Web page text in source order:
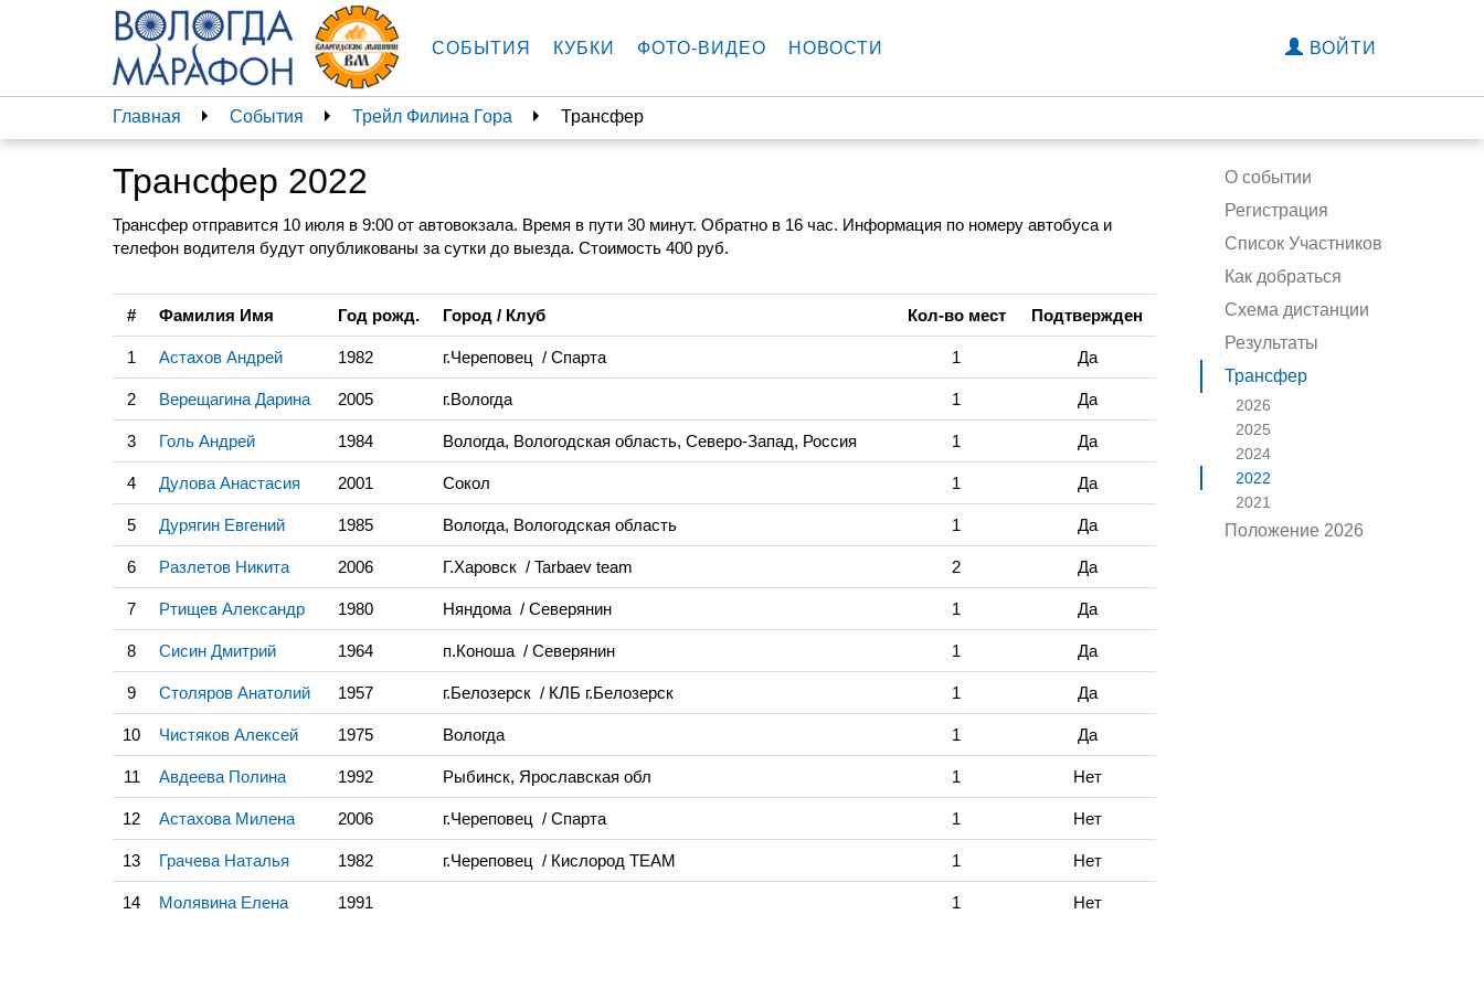
СОБЫТИЯ КУБКИ ФОТО-ВИДЕО НОВОСТИ ВОЙТИ
Главная События Трейл Филина Гора Трансфер
О событии
Регистрация
Список Участников
Как добраться
Схема дистанции
Результаты
Трансфер
2026
2025
2024
2022
2021
Положение 2026
Трансфер 2022
Трансфер отправится 10 июля в 9:00 от автовокзала. Время в пути 30 минут. Обратно в 16 час. Информация по номеру автобуса и
телефон водителя будут опубликованы за сутки до выезда. Стоимость 400 руб.
# Фамилия Имя Год рожд. Город / Клуб Кол-во мест Подтвержден
1 Астахов Андрей 1982 г.Череповец / Спарта 1 Да
2 Верещагина Дарина 2005 г.Вологда 1 Да
3 Голь Андрей 1984 Вологда, Вологодская область, Северо-Запад, Россия 1 Да
4 Дулова Анастасия 2001 Сокол 1 Да
5 Дурягин Евгений 1985 Вологда, Вологодская область 1 Да
6 Разлетов Никита 2006 Г.Харовск / Tarbaev team 2 Да
7 Ртищев Александр 1980 Няндома / Северянин 1 Да
8 Сисин Дмитрий 1964 п.Коноша / Северянин 1 Да
9 Столяров Анатолий 1957 г.Белозерск / КЛБ г.Белозерск 1 Да
10 Чистяков Алексей 1975 Вологда 1 Да
11 Авдеева Полина 1992 Рыбинск, Ярославская обл 1 Нет
12 Астахова Милена 2006 г.Череповец / Спарта 1 Нет
13 Грачева Наталья 1982 г.Череповец / Кислород TEAM 1 Нет
14 Молявина Елена 1991 1 Нет